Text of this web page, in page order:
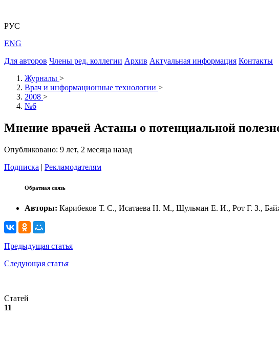
РУС
ENG
Для авторов Члены ред. коллегии Архив Актуальная информация Контакты
Журналы >
Врач и информационные технологии >
2008 >
№6
Мнение врачей Астаны о потенциальной
Опубликовано: 9 лет, 2 месяца назад
Подписка | Рекламодателям
Обратная связь
Авторы: Карибеков Т. С., Исатаева Н. М., Шульман Е. И., Рот Г. З.,
Предыдущая статья
Следующая статья
Статей
11